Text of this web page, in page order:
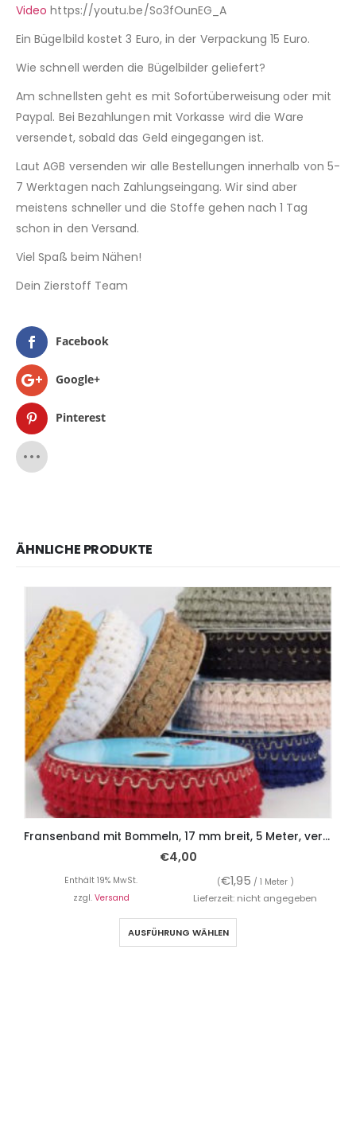
Video https://youtu.be/So3fOunEG_A
Ein Bügelbild kostet 3 Euro, in der Verpackung 15 Euro.
Wie schnell werden die Bügelbilder geliefert?
Am schnellsten geht es mit Sofortüberweisung oder mit
Paypal. Bei Bezahlungen mit Vorkasse wird die Ware
versendet, sobald das Geld eingegangen ist.
Laut AGB versenden wir alle Bestellungen innerhalb von 5-
7 Werktagen nach Zahlungseingang. Wir sind aber
meistens schneller und die Stoffe gehen nach 1 Tag
schon in den Versand.
Viel Spaß beim Nähen!
Dein Zierstoff Team
Facebook
Google+
Pinterest
ÄHNLICHE PRODUKTE
Fransenband mit Bommeln, 17 mm breit, 5 Meter, verschiedene Farben
€4,00
Enthält 19% MwSt. (€1,95 / 1 Meter )
zzgl. Versand Lieferzeit: nicht angegeben
AUSFÜHRUNG WÄHLEN